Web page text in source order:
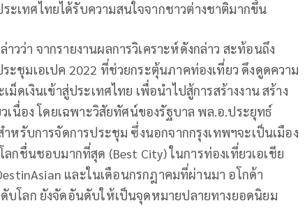
เทศไทยได้รับความสนใจจากชาวต่างชาติมากขึ้น
วว่า จากรายงานผลการวิเคราะห์ดังกล่าว สะท้อนถึง
ะชุมเอเปค 2022 ที่ช่วยกระตุ้นภาคท่องเที่ยว ดึงดูดความ
ดเงินเข้าสู่ประเทศไทย เพื่อนำไปสู้การสร้างงาน สร้าง
เนื่อง โดยเฉพาะวิสัยทัศน์ของรัฐบาล พล.อ.ประยุทธ์
หรับการจัดการประชุม ซึ่งนอกจากกรุงเทพฯจะเป็นเมือง
กชื่นชอบมากที่สุด (Best City) ในการท่องเที่ยวเอเชีย
และในเดือนกรกฎาคมที่ผ่านมา อโกด้า
บโลก ยังจัดอันดับให้เป็นจุดหมายปลายทางยอดนิยม